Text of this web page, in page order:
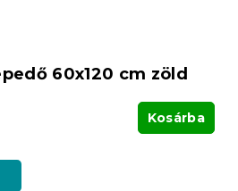
60x120 cm zöld
Kosárba